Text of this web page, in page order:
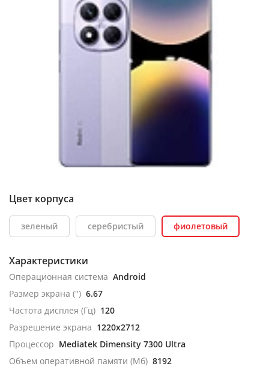
Цвет корпуса
зеленый серебристый фиолетовый
Характеристики
Операционная система Android
Размер экрана (") 6.67
Частота дисплея (Гц) 120
Разрешение экрана 1220x2712
Процессор Mediatek Dimensity 7300 Ultra
Объем оперативной памяти (Мб) 8192